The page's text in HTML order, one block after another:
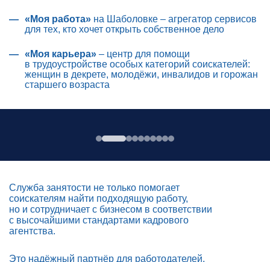
«Моя работа» на Шаболовке – агрегатор сервисов
для тех, кто хочет открыть собственное дело
«Моя карьера» – центр для помощи
в трудоустройстве особых категорий соискателей:
женщин в декрете, молодёжи, инвалидов и горожан
старшего возраста
Служба занятости не только помогает
соискателям найти подходящую работу,
но и сотрудничает с бизнесом в соответствии
с высочайшими стандартами кадрового
агентства.
Это надёжный партнёр для работодателей,